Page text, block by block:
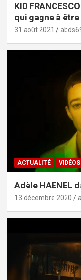
KID
qui gagne à être
31 août 2021
ACTUALITÉ
Adèle HAENEL
13 décembre 2020